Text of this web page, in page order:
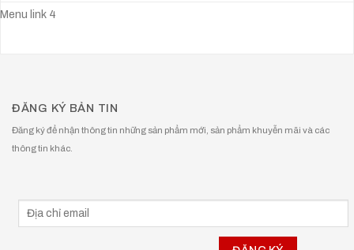
Menu link 4
ĐĂNG KÝ BẢN TIN
Đăng ký để nhận thông tin những sản phẩm mới, sản phẩm khuyễn mãi và các
thông tin khác.